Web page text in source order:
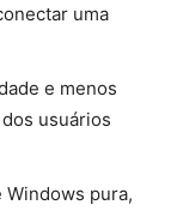
uma
e menos
usuários
Windows pura,